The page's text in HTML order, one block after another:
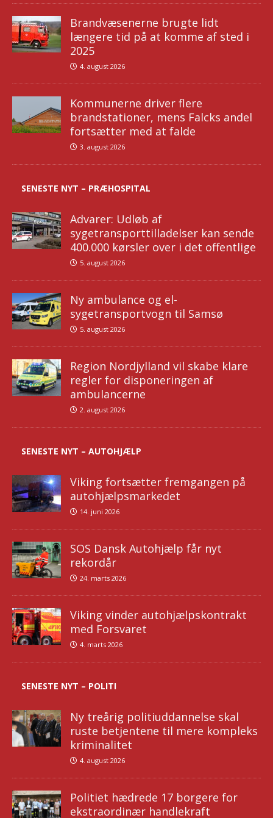
Brandvæsenerne brugte lidt
længere tid på at komme af sted i
2025
4. august 2026
Kommunerne driver flere
brandstationer, mens Falcks andel
fortsætter med at falde
3. august 2026
SENESTE NYT – PRÆHOSPITAL
Advarer: Udløb af
sygetransporttilladelser kan sende
400.000 kørsler over i det offentlige
5. august 2026
Ny ambulance og el-
sygetransportvogn til Samsø
5. august 2026
Region Nordjylland vil skabe klare
regler for disponeringen af
ambulancerne
2. august 2026
SENESTE NYT – AUTOHJÆLP
Viking fortsætter fremgangen på
autohjælpsmarkedet
14. juni 2026
SOS Dansk Autohjælp får nyt
rekordår
24. marts 2026
Viking vinder autohjælpskontrakt
med Forsvaret
4. marts 2026
SENESTE NYT – POLITI
Ny treårig politiuddannelse skal
ruste betjentene til mere kompleks
kriminalitet
4. august 2026
Politiet hædrede 17 borgere for
ekstraordinær handlekraft